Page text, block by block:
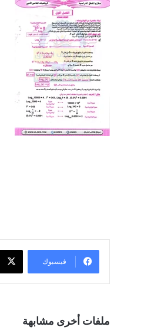
فيسبوك
ملفات أخرى مشابهة